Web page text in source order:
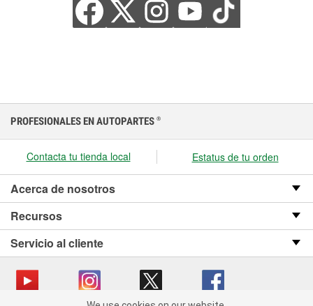
PROFESIONALES EN AUTOPARTES ®
Contacta tu tienda local Estatus de tu orden
Acerca de nosotros
Recursos
Servicio al cliente